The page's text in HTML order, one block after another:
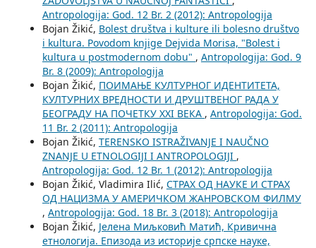
Antropologija: God. 12 Br. 2 (2012): Antropologija
Bojan Žikić, Bolest društva i kulture ili bolesno društvo
i kultura. Povodom knjige Dejvida Morisa, "Bolest i
kultura u postmodernom dobu" , Antropologija: God. 9
Br. 8 (2009): Antropologija
Bojan Žikić, ПОИМАЊЕ КУЛТУРНОГ ИДЕНТИТЕТА,
КУЛТУРНИХ ВРЕДНОСТИ И ДРУШТВЕНОГ РАДА У
БЕОГРАДУ НА ПОЧЕТКУ XXI ВЕКА , Antropologija: God.
11 Br. 2 (2011): Antropologija
Bojan Žikić, TERENSKO ISTRAŽIVANJE I NAUČNO
ZNANJE U ETNOLOGIJI I ANTROPOLOGIJI ,
Antropologija: God. 12 Br. 1 (2012): Antropologija
Bojan Žikić, Vladimira Ilić, СТРАХ ОД НАУКЕ И СТРАХ
ОД НАЦИЗМА У АМЕРИЧКОМ ЖАНРОВСКОМ ФИЛМУ
, Antropologija: God. 18 Br. 3 (2018): Antropologija
Bojan Žikić, Јелена Миљковић Матић, Кривична
етнологија. Епизода из историје српске науке,